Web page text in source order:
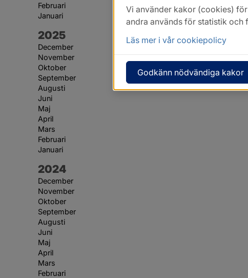
Februari
Januari
År:
2025
December
November
Oktober
September
Augusti
Juni
Maj
April
Mars
Februari
Januari
År:
2024
December
November
Oktober
September
Augusti
Juni
Maj
April
Mars
Februari
Vi använder kakor (cookies)
andra används för statistik
Läs mer i vår cookiepolicy
Godkänn nödvändiga kakor